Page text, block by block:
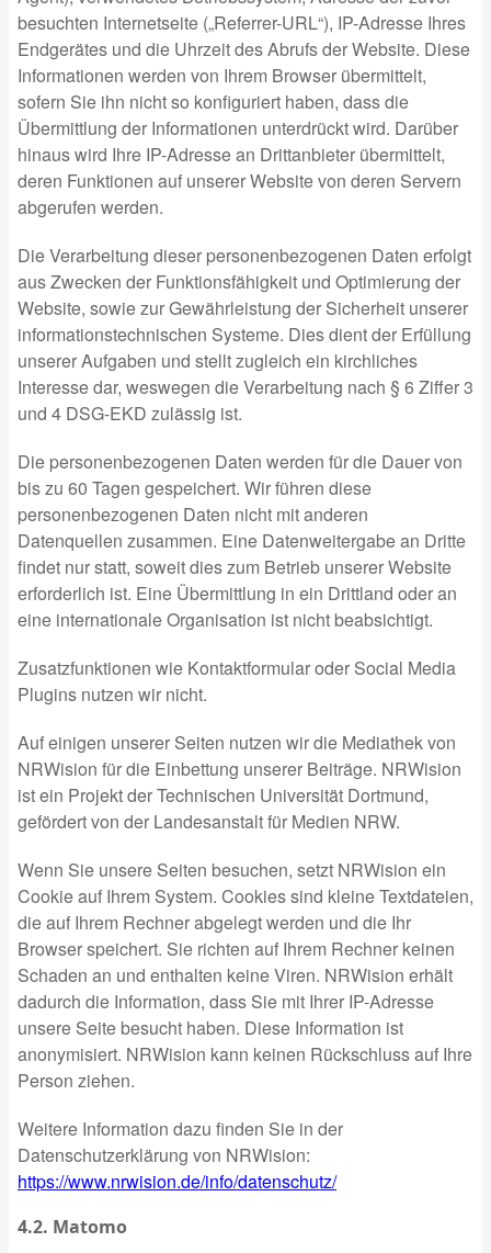
besuchten Internetseite („Referrer-URL“), IP-Adresse Ihres
Endgerätes und die Uhrzeit des Abrufs der Website. Diese
Informationen werden von Ihrem Browser übermittelt,
sofern Sie ihn nicht so konfiguriert haben, dass die
Übermittlung der Informationen unterdrückt wird. Darüber
hinaus wird Ihre IP-Adresse an Drittanbieter übermittelt,
deren Funktionen auf unserer Website von deren Servern
abgerufen werden.
Die Verarbeitung dieser personenbezogenen Daten erfolgt
aus Zwecken der Funktionsfähigkeit und Optimierung der
Website, sowie zur Gewährleistung der Sicherheit unserer
informationstechnischen Systeme. Dies dient der Erfüllung
unserer Aufgaben und stellt zugleich ein kirchliches
Interesse dar, weswegen die Verarbeitung nach § 6 Ziffer 3
und 4 DSG-EKD zulässig ist.
Die personenbezogenen Daten werden für die Dauer von
bis zu 60 Tagen gespeichert. Wir führen diese
personenbezogenen Daten nicht mit anderen
Datenquellen zusammen. Eine Datenweitergabe an Dritte
findet nur statt, soweit dies zum Betrieb unserer Website
erforderlich ist. Eine Übermittlung in ein Drittland oder an
eine internationale Organisation ist nicht beabsichtigt.
Zusatzfunktionen wie Kontaktformular oder Social Media
Plugins nutzen wir nicht.
Auf einigen unserer Seiten nutzen wir die Mediathek von
NRWision für die Einbettung unserer Beiträge. NRWision
ist ein Projekt der Technischen Universität Dortmund,
gefördert von der Landesanstalt für Medien NRW.
Wenn Sie unsere Seiten besuchen, setzt NRWision ein
Cookie auf Ihrem System. Cookies sind kleine Textdateien,
die auf Ihrem Rechner abgelegt werden und die Ihr
Browser speichert. Sie richten auf Ihrem Rechner keinen
Schaden an und enthalten keine Viren. NRWision erhält
dadurch die Information, dass Sie mit Ihrer IP-Adresse
unsere Seite besucht haben. Diese Information ist
anonymisiert. NRWision kann keinen Rückschluss auf Ihre
Person ziehen.
Weitere Information dazu finden Sie in der
Datenschutzerklärung von NRWision:
https://www.nrwision.de/info/datenschutz/
4.2. Matomo